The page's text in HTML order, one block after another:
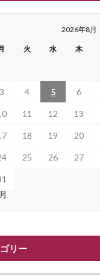
2026年8月
火 水 木
3 4 5 6
11 12 13
18 19 20
25 26 27
リー